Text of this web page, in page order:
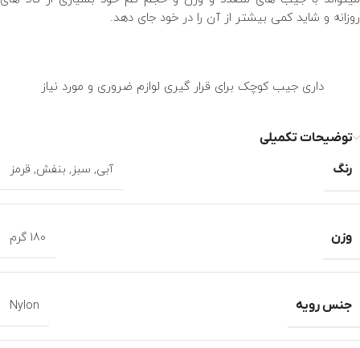
روزانه و شاید کمی بیشتر از آن را در خود جای دهد.
داری جیب کوچک برای قرار گیری لوازم ضروری و مورد نیاز
توضیحات تکمیلی
رنگ
آبی, سبز , بنفش, قرمز
وزن 180 گرم
جنس رویه Nylon